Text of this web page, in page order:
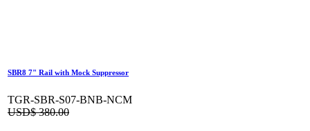
SBR8 7" Rail with Mock Suppressor
TGR-SBR-S07-BNB-NCM
USD$380.00